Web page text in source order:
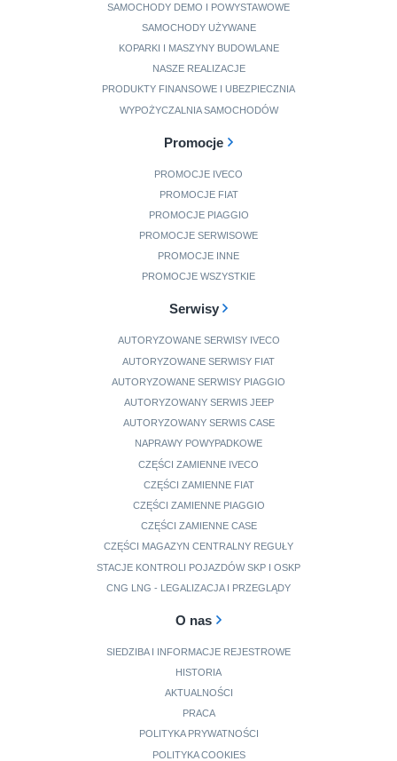
SAMOCHODY DEMO I POWYSTAWOWE
SAMOCHODY UŻYWANE
KOPARKI I MASZYNY BUDOWLANE
NASZE REALIZACJE
PRODUKTY FINANSOWE I UBEZPIECZNIA
WYPOŻYCZALNIA SAMOCHODÓW
Promocje
PROMOCJE IVECO
PROMOCJE FIAT
PROMOCJE PIAGGIO
PROMOCJE SERWISOWE
PROMOCJE INNE
PROMOCJE WSZYSTKIE
Serwisy
AUTORYZOWANE SERWISY IVECO
AUTORYZOWANE SERWISY FIAT
AUTORYZOWANE SERWISY PIAGGIO
AUTORYZOWANY SERWIS JEEP
AUTORYZOWANY SERWIS CASE
NAPRAWY POWYPADKOWE
CZĘŚCI ZAMIENNE IVECO
CZĘŚCI ZAMIENNE FIAT
CZĘŚCI ZAMIENNE PIAGGIO
CZĘŚCI ZAMIENNE CASE
CZĘŚCI MAGAZYN CENTRALNY REGUŁY
STACJE KONTROLI POJAZDÓW SKP I OSKP
CNG LNG - LEGALIZACJA I PRZEGLĄDY
O nas
SIEDZIBA I INFORMACJE REJESTROWE
HISTORIA
AKTUALNOŚCI
PRACA
POLITYKA PRYWATNOŚCI
POLITYKA COOKIES